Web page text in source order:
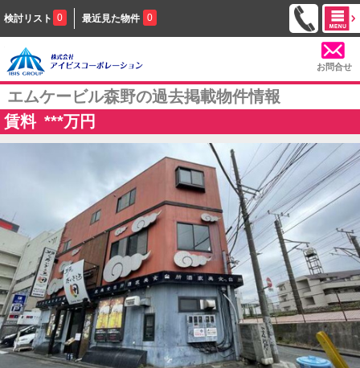
検討リスト 0 最近見た物件 0
お問合せ
エムケービル森野の過去掲載物件情報
賃料 ***万円